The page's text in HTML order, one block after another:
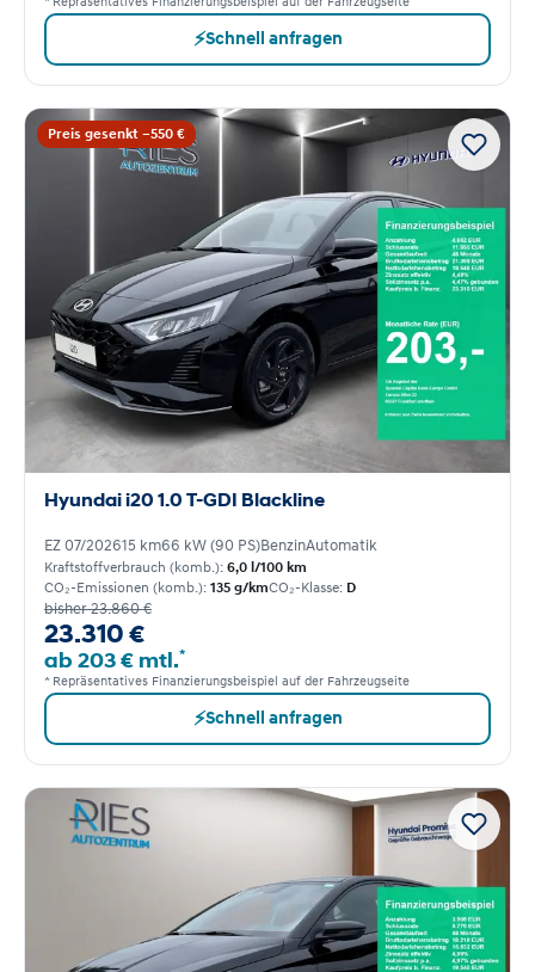
⚡Schnell anfragen
Preis gesenkt −550 €
Hyundai i20 1.0 T-GDI Blackline
EZ 07/202615 km66 kW (90 PS)BenzinAutomatik
Kraftstoffverbrauch (komb.): 6,0 l/100 km
CO₂-Emissionen (komb.): 135 g/kmCO₂-Klasse: D
bisher 23.860 €
23.310 €
ab 203 € mtl.*
* Repräsentatives Finanzierungsbeispiel auf der Fahrzeugseite
⚡Schnell anfragen